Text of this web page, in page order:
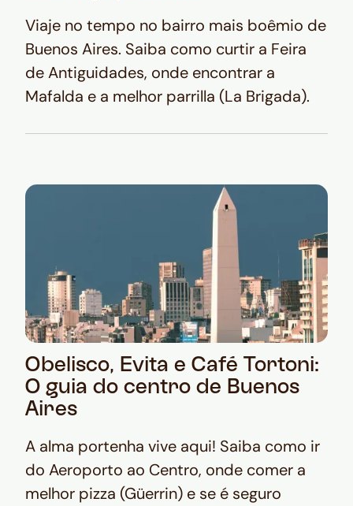
Viaje no tempo no bairro mais boêmio de
Buenos Aires. Saiba como curtir a Feira
de Antiguidades, onde encontrar a
Mafalda e a melhor parrilla (La Brigada).
Obelisco, Evita e Café Tortoni:
O guia do centro de Buenos
Aires
A alma portenha vive aqui! Saiba como ir
do Aeroporto ao Centro, onde comer a
melhor pizza (Güerrin) e se é seguro